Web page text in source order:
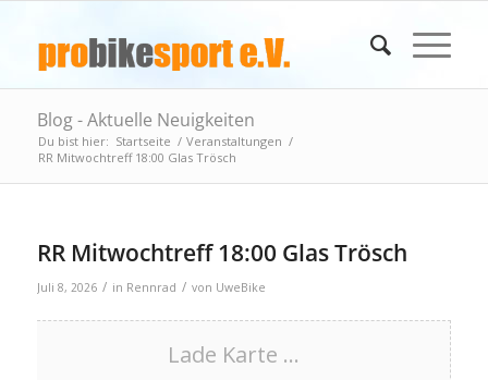
Blog - Aktuelle Neuigkeiten
Du bist hier: Startseite / Veranstaltungen /
RR Mitwochtreff 18:00 Glas Trösch
RR Mitwochtreff 18:00 Glas Trösch
Juli 8, 2026 / in Rennrad / von UweBike
Lade Karte ...